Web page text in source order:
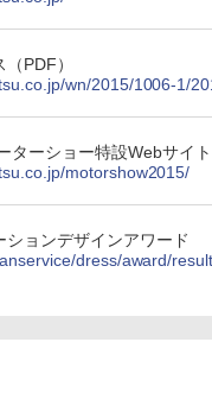
PDF）
wn/2015/1006-1/
ターショー特設Webサイト
motorshow2015/
ションデザインアワード
dress/award/result